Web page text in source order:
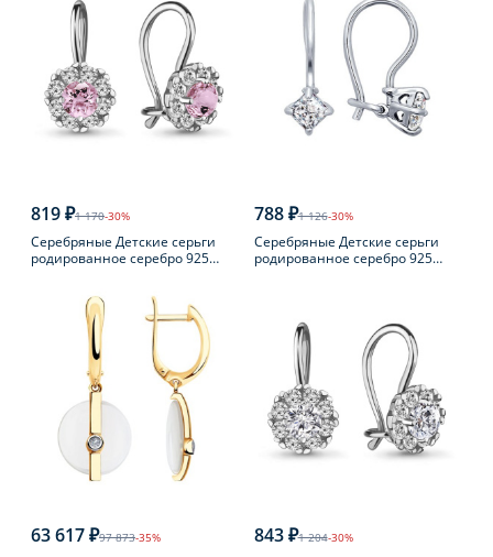
819 ₽1 170-30%
Серебряные Детские серьги
родированное серебро 925
788 ₽1 126-30%
Серебряные Детские серьги
родированное серебро 925
63 617 ₽97 873-35% 843 ₽1 204-30%